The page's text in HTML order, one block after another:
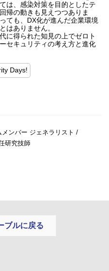
は、感染対策を目的としたテ
帰の動きも見えつつありま
ても、DX化が進んだ企業環境
はありません。
に得られた知見の上でゼロト
セキュリティの考え方と進化
Days!
メンバー ジェネラリスト /
研究技師
ブルに戻る